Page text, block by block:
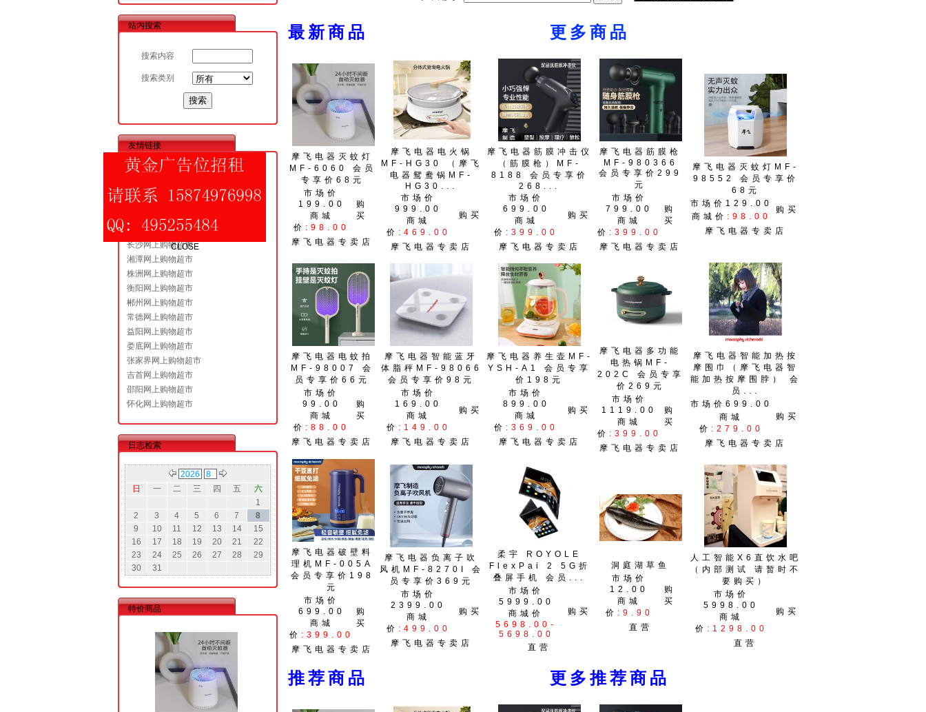
站内搜索
搜索内容
搜索类别
友情链接
昆明网上购物超市
成都网上购物超市
西安网上购物超市
永州网上购物超市
长沙网上购物超市
湘潭网上购物超市
株洲网上购物超市
衡阳网上购物超市
郴州网上购物超市
常德网上购物超市
益阳网上购物超市
娄底网上购物超市
张家界网上购物超市
吉首网上购物超市
邵阳网上购物超市
怀化网上购物超市
日志检索
日 一 二 三 四 五
六
1
2
3 4 5 6 7
8
9
10 11 12 13 14
15
16
17 18 19 20 21
22
23
24 25 26 27 28
29
30
31
特价商品
最新商品 更多商品
摩飞电器灭蚊灯
MF-6060 会员
专享价68元
市场价
199.00
购
买
商城
价 :98.00
摩飞电器专卖店
摩飞电器电火锅
MF-HG30 （摩飞
电器鸳鸯锅MF-
HG30...
市场价
999.00
购买
商城
价 :469.00
摩飞电器专卖店
摩飞电器筋膜冲击仪
（筋膜枪）MF-
8188 会员专享价
268...
市场价
699.00
购买
商城
价 :399.00
摩飞电器专卖店
摩飞电器筋膜枪
MF-980366
会员专享价299
元
市场价
799.00
购
买
商城
价 :399.00
摩飞电器专卖店
摩飞电器灭蚊灯MF-
98552 会员专享价
68元
市场价129.00
购买
商城价 :98.00
摩飞电器专卖店
摩飞电器电蚊拍
MF-98007 会
员专享价66元
市场价
99.00
购
买
商城
价 :88.00
摩飞电器专卖店
摩飞电器智能蓝牙
体脂秤MF-98066
会员专享价98元
市场价
169.00
购买
商城
价 :149.00
摩飞电器专卖店
摩飞电器养生壶MF-
YSH-A1 会员专享
价198元
市场价
899.00
购买
商城
价 :369.00
摩飞电器专卖店
摩飞电器多功能
电热锅MF-
202C 会员专享
价269元
市场价
1119.00
购
买
商城
价 :399.00
摩飞电器专卖店
摩飞电器智能加热按
摩围巾（摩飞电器智
能加热按摩围脖） 会
员...
市场价699.00
购买
商城
价 :279.00
摩飞电器专卖店
摩飞电器破壁料
理机MF-005A
会员专享价198
元
市场价
699.00
购
买
商城
价 :399.00
摩飞电器专卖店
摩飞电器负离子吹
风机MF-8270I 会
员专享价369元
市场价
2399.00
购买
商城
价 :499.00
摩飞电器专卖店
柔宇 ROYOLE
FlexPai 2 5G折
叠屏手机 会员...
市场价
5999.00
购买
商城价
5698.00-
5698.00
直营
洞庭湖草鱼
市场价
12.00
购
买
商城
价 :9.90
直营
人工智能X6直饮水吧
（内部测试 请暂时不
要购买）
市场价
5998.00
购买
商城
价 :1298.00
直营
推荐商品 更多推荐商品
CLOSE